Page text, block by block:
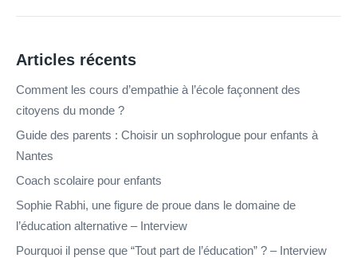
Articles récents
Comment les cours d’empathie à l’école façonnent des
citoyens du monde ?
Guide des parents : Choisir un sophrologue pour enfants à
Nantes
Coach scolaire pour enfants
Sophie Rabhi, une figure de proue dans le domaine de
l’éducation alternative – Interview
Pourquoi il pense que “Tout part de l’éducation” ? – Interview